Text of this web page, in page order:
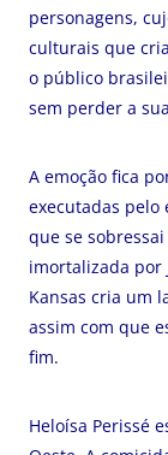
personagens,
culturais que
o público
sem perder a
A emoção fica
executadas pelo
que se
imortalizada por
Kansas cria um
assim com que
fim.
Heloísa Perissé